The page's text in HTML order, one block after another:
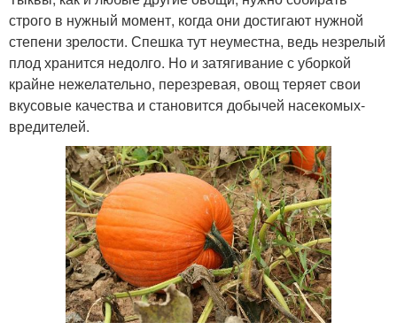
строго в нужный момент, когда они достигают нужной
степени зрелости. Спешка тут неуместна, ведь незрелый
плод хранится недолго. Но и затягивание с уборкой
крайне нежелательно, перезревая, овощ теряет свои
вкусовые качества и становится добычей насекомых-
вредителей.